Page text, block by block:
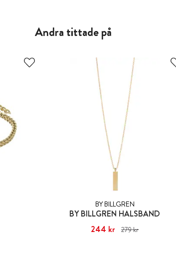
Andra tittade på
BY BILLGREN
BY BILLGREN HALSBAND
Nuvarande pris: 244 krTidigare pris
244 kr 279 kr